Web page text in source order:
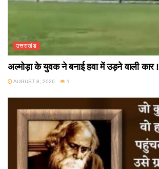
उत्तराखंड
अल्मोड़ा के युवक ने बनाई हवा में उड़ने वाली कार !
AUGUST 8, 2026 1